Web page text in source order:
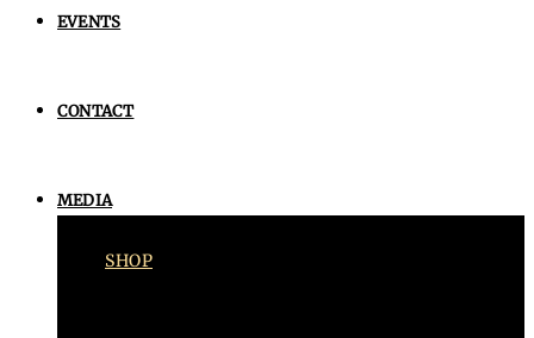
EVENTS
CONTACT
MEDIA
SHOP